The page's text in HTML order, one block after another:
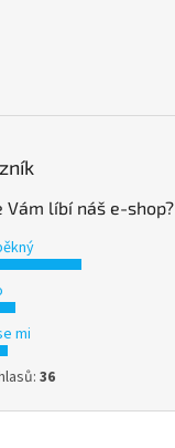
Vám líbí náš e-shop?
mi
36